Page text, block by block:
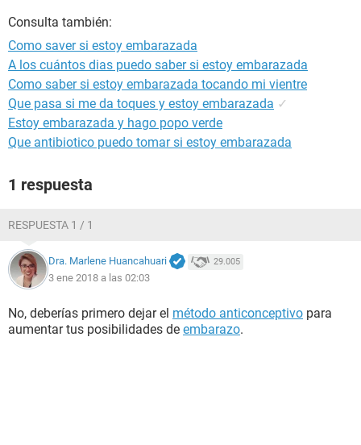
Consulta también:
Como saver si estoy embarazada
A los cuántos dias puedo saber si estoy embarazada
Como saber si estoy embarazada tocando mi vientre
Que pasa si me da toques y estoy embarazada ✓
Estoy embarazada y hago popo verde
Que antibiotico puedo tomar si estoy embarazada
1 respuesta
RESPUESTA 1 / 1
Dra. Marlene Huancahuari 29.005
3 ene 2018 a las 02:03
No, deberías primero dejar el método anticonceptivo para
aumentar tus posibilidades de embarazo.